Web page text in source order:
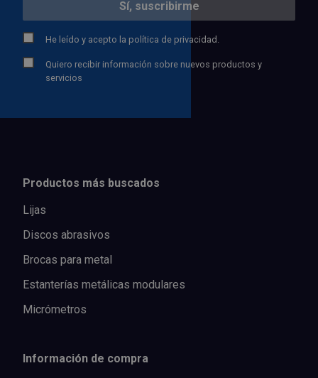
He leído y acepto la política de privacidad.
Quiero recibir información sobre nuevos productos y
servicios
Productos más buscados
Lijas
Discos abrasivos
Brocas para metal
Estanterías metálicas modulares
Micrómetros
Información de compra